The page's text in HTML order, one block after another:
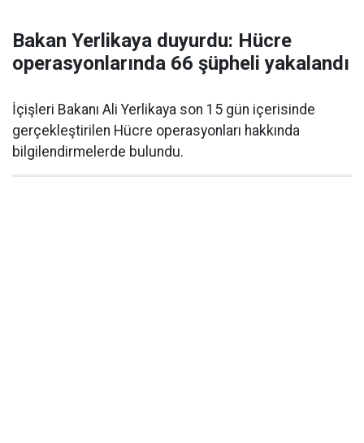
Bakan Yerlikaya duyurdu: Hücre
operasyonlarında 66 şüpheli yakalandı
İçişleri Bakanı Ali Yerlikaya son 15 gün içerisinde
gerçekleştirilen Hücre operasyonları hakkında
bilgilendirmelerde bulundu.